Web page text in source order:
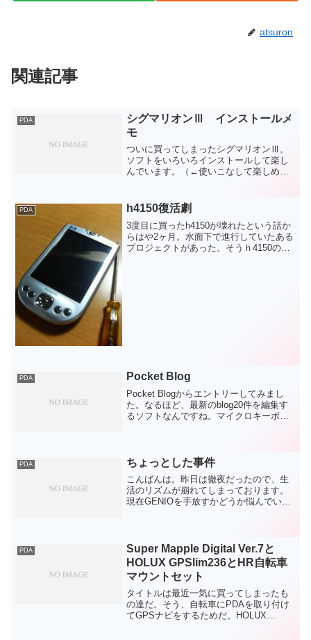
atsuron
関連記事
PDA
シグマリオンⅢ インストールメ
モ
ついに買ってしまったシグマリオンⅢ。
ソフトをいろいろインストールして楽し
んでいます。（←使いこなして楽しめ
ます。1.EBPocketEPWING形式の辞書ソ
フト。別途辞...
PDA h4150復活劇
3度目に買ったh4150が壊れたという話か
らはや2ヶ月。水面下で進行していたある
プロジェクトがあった。そうｈ4150の液
PDA Pocket Blog
Pocket Blogからエントリーしてみまし
た。なるほど、最新のblog20件を編集す
るソフトなんですね。マイクロキーボー
入力する...
PDA ちょっとした事件
こんばんは。昨日は徹夜だったので、生
活のリズムが崩れてしまっております。
現在GENIOを手放すかどうか悩んでいま
す。もちろん...
PDA
Super Mapple Digital Ver.7と
HOLUX GPSlim236とHR自転車
マウントセット
タイトルは最近一気に買ってしまったも
の達だ。そう、自転車にPDAを取り付け
てGPSナビをするためだ。HOLUX